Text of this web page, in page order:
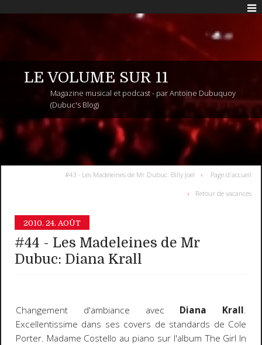
LE VOLUME SUR 11
Magazine musical et podcast - par Antoine Dubuquoy
(Dubuc's Blog)
#43 - Les Madeleines de Mr Dubuc: Billy Joel Page d'accueil
Retour de vacances
2010. 24. AOÛT
#44 - Les Madeleines de Mr
Dubuc: Diana Krall
Changement d'ambiance avec Diana Krall.
Excellentissime dans ses covers de standards de Cole
Porter. Madame Costello au piano sur l'album The Girl In